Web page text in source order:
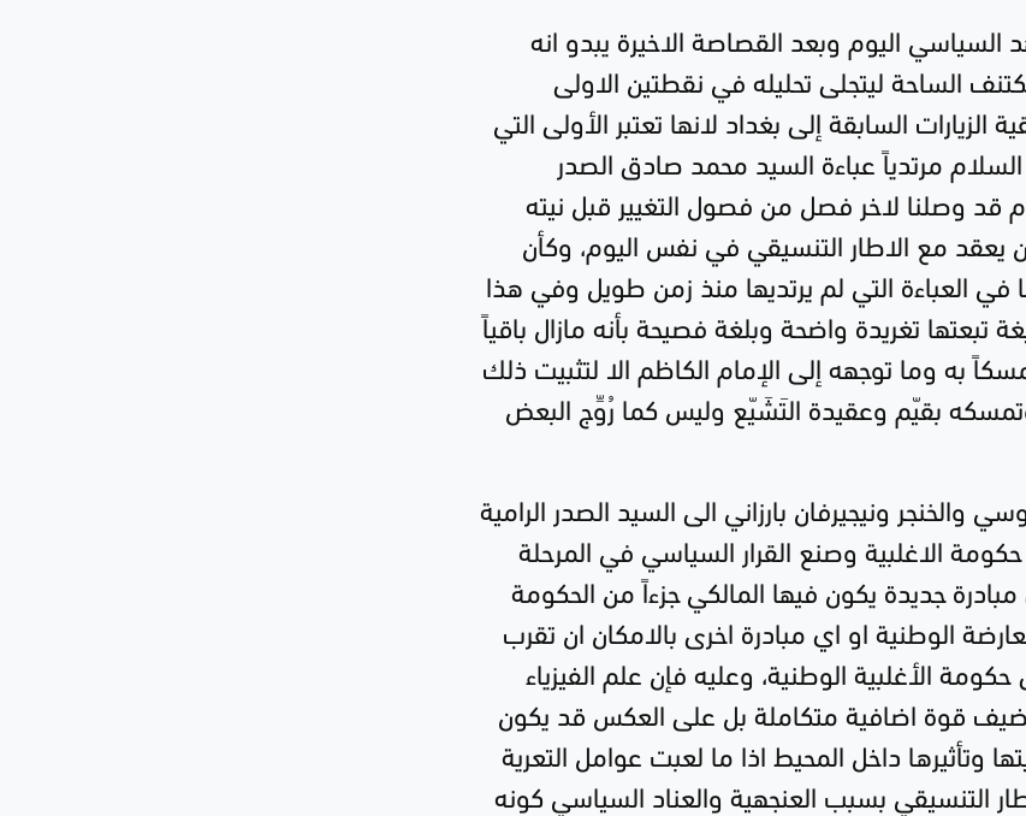
السياسي اليوم وبعد القصاصة الاخيرة يبدو انه
الساحة ليتجلى تحليله في نقطتين الاولى
السابقة إلى بغداد لانها تعتبر الأولى التي
مرتدياً عباءة السيد محمد صادق الصدر
قد وصلنا لاخر فصل من فصول التغيير قبل نيته
يعقد مع الاطار التنسيقي في نفس اليوم، وكأن
في العباءة التي لم يرتديها منذ زمن طويل وفي هذا
تبعتها تغريدة واضحة وبلغة فصيحة بأنه مازال باقياً
به وما توجهه إلى الإمام الكاظم الا لتثبيت ذلك
بقيّم وعقيدة التَشَيّع وليس كما رُوِّج البعض
والخنجر ونيجيرفان بارزاني الى السيد الصدر الرامية
الاغلبية وصنع القرار السياسي في المرحلة
جديدة يكون فيها المالكي جزءاً من الحكومة
الوطنية او اي مبادرة اخرى بالامكان ان تقرب
الأغلبية الوطنية، وعليه فإن علم الفيزياء
يضيف قوة اضافية متكاملة بل على العكس قد يكون
وتأثيرها داخل المحيط اذا ما لعبت عوامل التعرية
التنسيقي بسبب العنجهية والعناد السياسي كونه